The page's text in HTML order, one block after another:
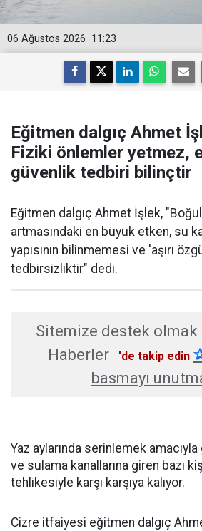
11:23
06 Ağustos 2026
Eğitmen dalgıç Ahmet
Fiziki önlemler yetmez,
güvenlik tedbiri bilinçtir
Eğitmen dalgıç Ahmet İşlek,
artmasındaki en büyük etken, su
yapısının bilinmemesi ve 'aşırı
tedbirsizliktir" dedi.
Sitemize destek olmak
Haberler
'de takip edin
basmayı
Yaz aylarında serinlemek
ve sulama kanallarına giren bazı
tehlikesiyle karşı karşıya kalıyor.
Cizre itfaiyesi eğitmen dalgıç